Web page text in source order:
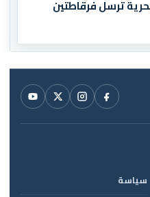
ترسل فرقاطتين
سياسة